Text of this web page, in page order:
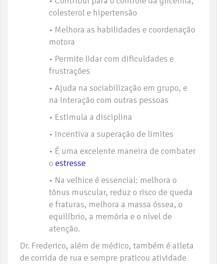
colesterol e hipertensão
• Melhora as habilidades e coordenação
motora
• Permite lidar com dificuldades e
frustrações
• Ajuda na sociabilização em grupo, e
na interação com outras pessoas
• Estimula a disciplina
• Incentiva a superação de limites
• É uma excelente maneira de combater
o estresse
• Na velhice é essencial: melhora o
tônus muscular, reduz o risco de queda
e fraturas, melhora a massa óssea, o
equilíbrio, a memória e o nível de
atenção.
Dr. Frederico, além de médico, também é atleta
de corrida de rua e sempre praticou atividade